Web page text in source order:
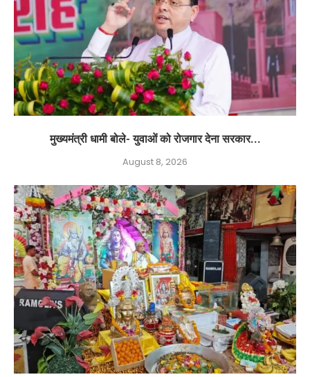
मुख्यमंत्री धामी बोले- युवाओं को रोजगार देना सरकार...
August 8, 2026